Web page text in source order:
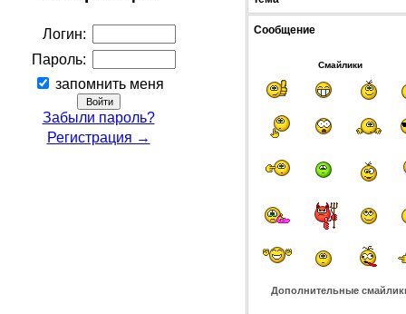
Логин:
Пароль:
запомнить меня
Забыли пароль?
Регистрация →
Сообщение
Смайлики
Дополнительные